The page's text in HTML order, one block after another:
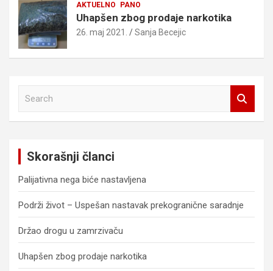
AKTUELNO PANO
Uhapšen zbog prodaje narkotika
26. maj 2021. Sanja Becejic
Skorašnji članci
Palijativna nega biće nastavljena
Podrži život – Uspešan nastavak prekogranične saradnje
Držao drogu u zamrzivaču
Uhapšen zbog prodaje narkotika